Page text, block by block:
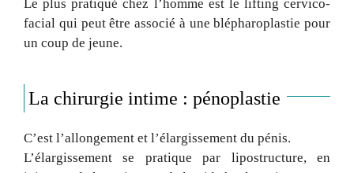
Le plus pratiqué chez l’homme est le lifting cervico-
facial qui peut être associé à une blépharoplastie pour
un coup de jeune.
La chirurgie intime : pénoplastie
C’est l’allongement et l’élargissement du pénis.
L’élargissement se pratique par lipostructure, en